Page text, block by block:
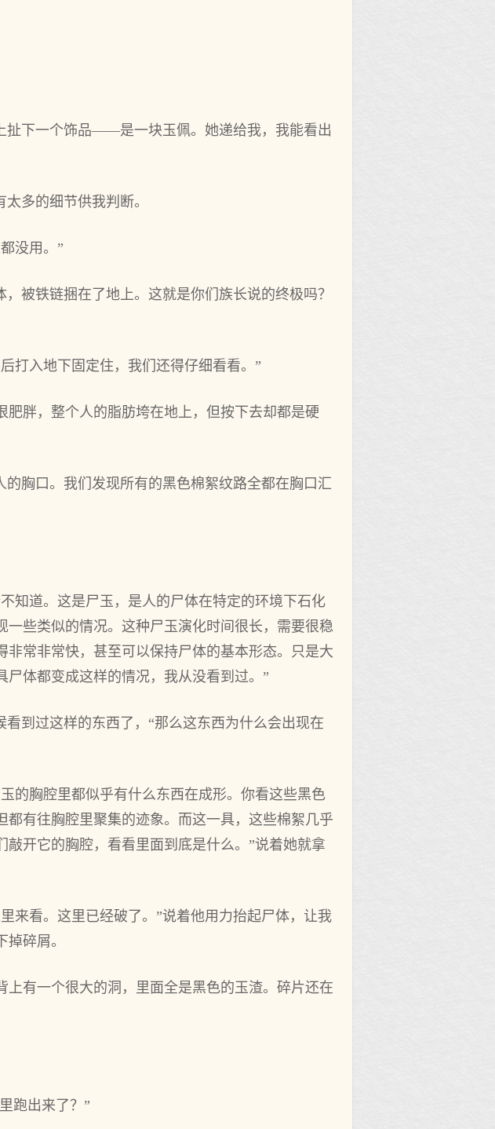
扯下一个饰品——是一块玉佩。她递给我，我能看出
多的细节供我判断。
没用。”
被铁链捆在了地上。这就是你们族长说的终极吗？
打入地下固定住，我们还得仔细看看。”
胖，整个人的脂肪垮在地上，但按下去却都是硬
胸口。我们发现所有的黑色棉絮纹路全都在胸口汇
知道。这是尸玉，是人的尸体在特定的环境下石化
些类似的情况。这种尸玉演化时间很长，需要很稳
常非常快，甚至可以保持尸体的基本形态。只是大
体都变成这样的情况，我从没看到过。”
到过这样的东西了，“那么这东西为什么会出现在
的胸腔里都似乎有什么东西在成形。你看这些黑色
有往胸腔里聚集的迹象。而这一具，这些棉絮几乎
开它的胸腔，看看里面到底是什么。”说着她就拿
来看。这里已经破了。”说着他用力抬起尸体，让我
碎屑。
有一个很大的洞，里面全是黑色的玉渣。碎片还在
跑出来了？”